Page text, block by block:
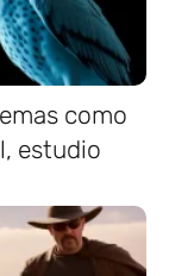
como
estudio